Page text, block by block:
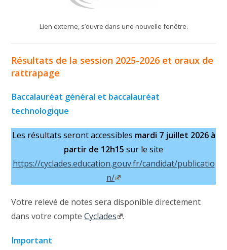
Lien externe, s’ouvre dans une nouvelle fenêtre.
Résultats de la session 2025-2026 et oraux de
rattrapage
Baccalauréat général et baccalauréat
technologique
Les résultats seront accessibles mardi 7 juillet 2026 à
partir de 12h15 sur le site
https://cyclades.education.gouv.fr/candidat/publicatio
n/
Votre relevé de notes sera disponible directement
dans votre compteCyclades .
Important